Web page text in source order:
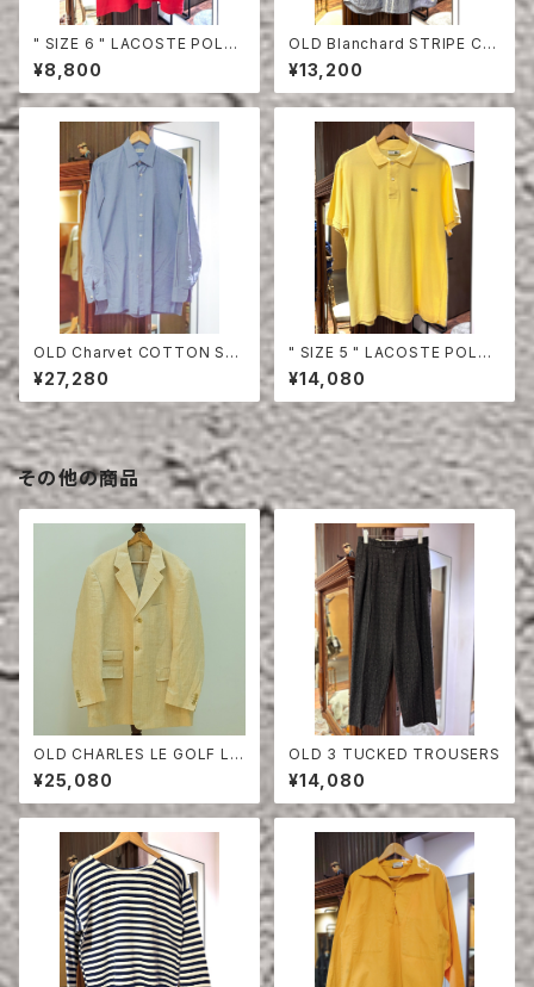
" SIZE 6 " LACOSTE POLO
SHIRT RED
¥8,800
OLD Blanchard STRIPE CO
TTON HALF SLEEVE SHIRT
¥13,200
OLD Charvet COTTON SHI
RT
¥27,280
" SIZE 5 " LACOSTE POLO
SHIRT YELLOW
¥14,080
その他の商品
OLD CHARLES LE GOLF LI
NEN HERRINGBONE TAILO
RED JACKET
¥25,080
OLD 3 TUCKED TROUSERS
¥14,080